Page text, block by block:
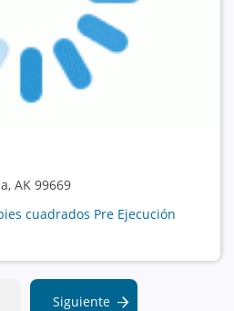
AK 99669
cuadrados Pre Ejecución
Siguiente